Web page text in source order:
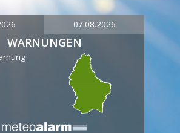
07.08.2026
WARNUNGEN